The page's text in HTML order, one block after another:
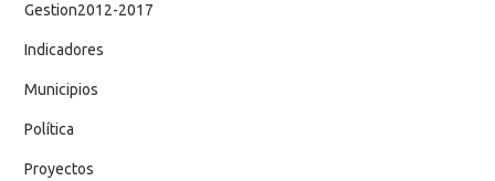
Gestion2012-2017
Indicadores
Municipios
Política
Proyectos